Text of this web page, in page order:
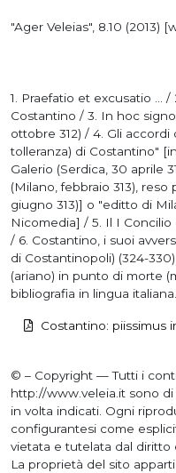
"Ager Veleias", 8.10 (2013)
1. Praefatio et excusatio ...
Costantino / 3. In hoc
ottobre 312) / 4. Gli
tolleranza) di Costantino"
Galerio (Serdica, 30 aprile
(Milano, febbraio 313),
giugno 313)] o "editto di
Nicomedia] / 5. Il I Concilio
/ 6. Costantino, i suoi
di Costantinopoli) (324-
(ariano) in punto di morte
bibliografia in lingua italiana.
Costantino: piissimus
© – Copyright — Tutti i
http://www.veleia.it sono
in volta indicati. Ogni
configurantesi come
vietata e tutelata dal
La proprietà del sito